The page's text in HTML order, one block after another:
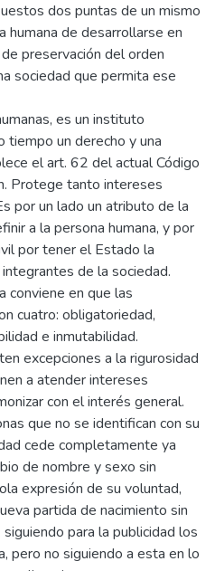
dos puntas de un mismo
humana de desarrollarse en
preservación del orden
sociedad que permita ese
es un instituto
tiempo un derecho y una
el art. 62 del actual Código
Protege tanto intereses
por un lado un atributo de la
a la persona humana, y por
por tener el Estado la
de la sociedad.
conviene en que las
cuatro: obligatoriedad,
e inmutabilidad.
excepciones a la rigurosidad
a atender intereses
con el interés general.
que no se identifican con su
cede completamente ya
de nombre y sexo sin
expresión de su voluntad,
partida de nacimiento sin
para la publicidad los
pero no siguiendo a esta en lo